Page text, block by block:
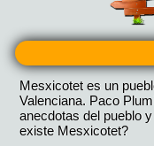
Mesxicotet es un
Valenciana. Paco
anecdotas del pueblo
existe Mesxicotet?